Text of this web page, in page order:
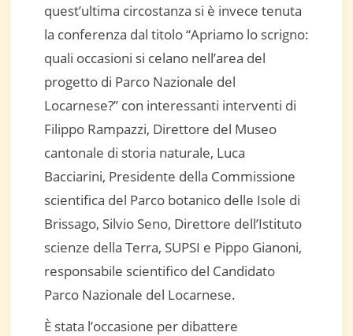
quest’ultima circostanza si è invece tenuta
la conferenza dal titolo “Apriamo lo scrigno:
quali occasioni si celano nell’area del
progetto di Parco Nazionale del
Locarnese?” con interessanti interventi di
Filippo Rampazzi, Direttore del Museo
cantonale di storia naturale, Luca
Bacciarini, Presidente della Commissione
scientifica del Parco botanico delle Isole di
Brissago, Silvio Seno, Direttore dell’Istituto
scienze della Terra, SUPSI e Pippo Gianoni,
responsabile scientifico del Candidato
Parco Nazionale del Locarnese.
È stata l’occasione per dibattere